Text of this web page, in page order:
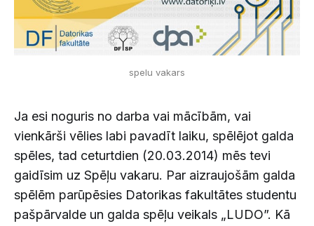
spelu vakars
Ja esi noguris no darba vai mācībām, vai
vienkārši vēlies labi pavadīt laiku, spēlējot galda
spēles, tad ceturtdien (20.03.2014) mēs tevi
gaidīsim uz Spēļu vakaru. Par aizraujošām galda
spēlēm parūpēsies Datorikas fakultātes studentu
pašpārvalde un galda spēļu veikals „LUDO”. Kā